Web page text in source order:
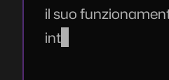
il suo
interamente